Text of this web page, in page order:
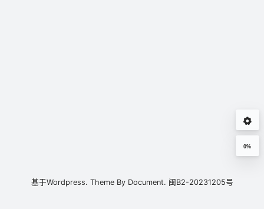
0%
基于Wordpress. Theme By Document. 闽B2-20231205号